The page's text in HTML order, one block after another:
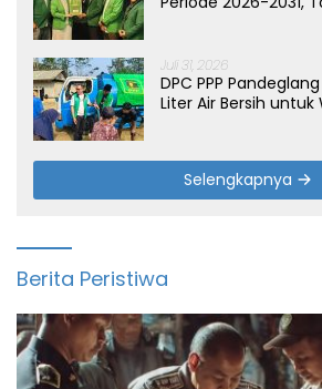
Juli 31, 2026
DPC PPP
Liter Air Bersih untuk
Selengkapnya
Berita Peristiwa